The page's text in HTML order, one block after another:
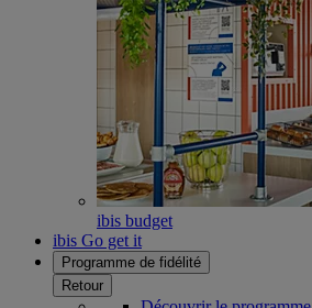
ibis budget
ibis Go get it
Programme de fidélité
Retour